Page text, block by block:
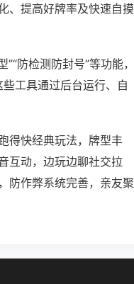
、提高好牌率及快速自摸
防检测防封号”等功能，
工具通过后台运行、自
得快经典玩法，牌型丰
互动，边玩边聊社交拉
防作弊系统完善，亲友聚